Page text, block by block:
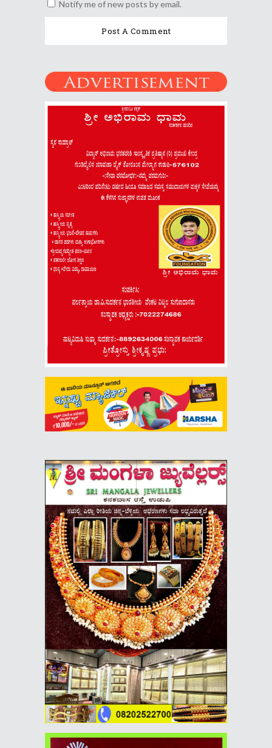
Notify me of new posts by email.